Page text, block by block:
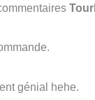
génial hehe.